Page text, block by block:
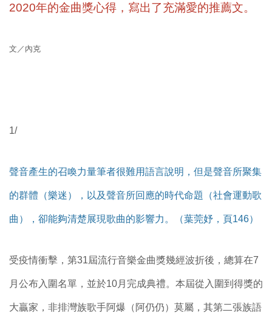
2020年的金曲獎心得，寫出了充滿愛的推薦文。
文／內克
1/
聲音產生的召喚力量筆者很難用語言說明，但是聲音所聚集
的群體（樂迷），以及聲音所回應的時代命題（社會運動歌
曲），卻能夠清楚展現歌曲的影響力。（葉莞妤，頁146）
受疫情衝擊，第31屆流行音樂金曲獎幾經波折後，總算在7
月公布入圍名單，並於10月完成典禮。本屆從入圍到得獎的
大贏家，非排灣族歌手阿爆（阿仍仍）莫屬，其第二張族語